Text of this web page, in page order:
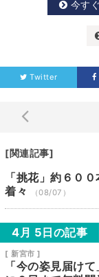
今す
Twitter
[関連記事]
「挑花」約６０
着々
（08/07）
4月 5日の記事
[ 新宮市 ]
「今の姿見届け